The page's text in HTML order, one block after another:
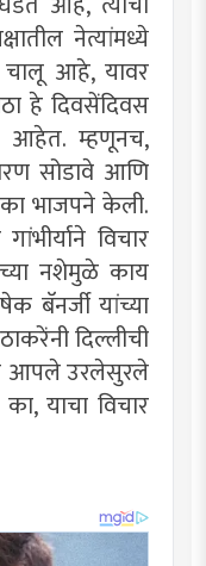
नेत्यांमध्ये
आहे, यावर
हे दिवसेंदिवस
आहेत. म्हणूनच,
सोडावे आणि
भाजपने केली.
विचार
नशेमुळे काय
बॅनर्जी यांच्या
दिल्लीची
आपले उरलेसुरले
याचा विचार